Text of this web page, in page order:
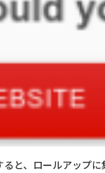
と、ロールアップ